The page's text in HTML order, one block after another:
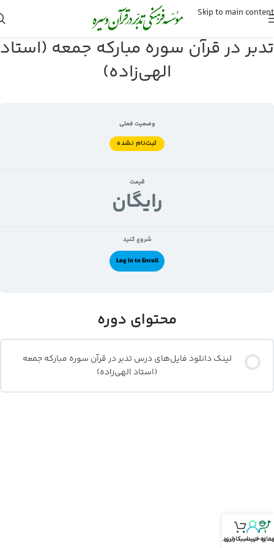
Skip to main content
تدبر در قرآن سوره مبارکه جمعه (استاد
الهی‌زاده)
وضعیت فعلی
ثبت‌نام نشده
قیمت
رايگان
شروع کنید
Log In to Enroll
محتوای دوره
لینک دانلود فایل‌های درس تدبر در قرآن سوره مبارکه جمعه
(استاد الهی‌زاده)
خرید
به حساب‌کاربری
سبد خرید